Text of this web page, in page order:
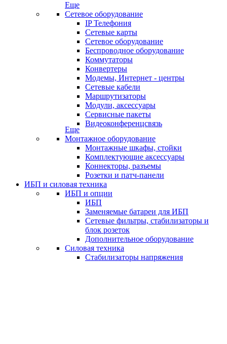
Еще
Сетевое оборудование
IP Телефония
Сетевые карты
Сетевое оборудование
Беспроводное оборудование
Коммутаторы
Конвертеры
Модемы, Интернет - центры
Сетевые кабели
Маршрутизаторы
Модули, аксессуары
Сервисные пакеты
Видеоконференцсвязь
Еще
Монтажное оборудование
Монтажные шкафы, стойки
Комплектующие аксессуары
Коннекторы, разъемы
Розетки и патч-панели
ИБП и силовая техника
ИБП и опции
ИБП
Заменяемые батареи для ИБП
Сетевые фильтры, стабилизаторы и
блок розеток
Дополнительное оборудование
Силовая техника
Стабилизаторы напряжения